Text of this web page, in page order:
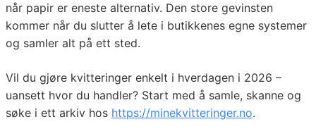
når papir er eneste alternativ. Den store gevinsten
kommer når du slutter å lete i butikkenes egne systemer
og samler alt på ett sted.
Vil du gjøre kvitteringer enkelt i hverdagen i 2026 –
uansett hvor du handler? Start med å samle, skanne og
søke i ett arkiv hos https://minekvitteringer.no.